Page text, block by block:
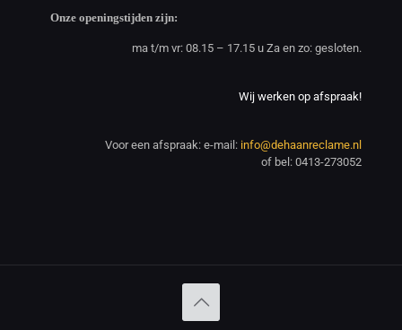
Onze openingstijden zijn:
ma t/m vr: 08.15 – 17.15 u Za en zo: gesloten.
Wij werken op afspraak!
Voor een afspraak: e-mail: info@dehaanreclame.nl
of bel: 0413-273052